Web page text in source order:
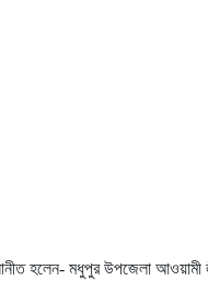
হলেন- মধুপুর উপজেলা